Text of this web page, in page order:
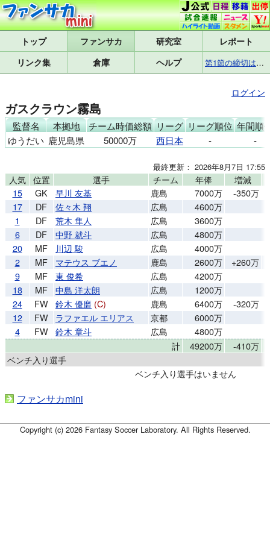
トップ 研究室
レポート
リンク集
倉庫 ヘルプ 第1節の締切は8月7日(金)17:25です
ログイン
ガスクラウン霧島
監督名 本拠地 チーム時価総額 リーグ リーグ順位 年間順
ゆうだい 鹿児島県 50000万 西日本 - -
最終更新： 2026年8月7日 17:55
人気 位置 選手 チーム 年俸 増減
15
GK 早川 友基 鹿島 7000万
-350万
17
DF 佐々木 翔 広島
4600万
1
DF 荒木 隼人 広島
3600万
6
DF 中野 就斗 広島
4800万
20
MF 川辺 駿 広島
4000万
2
MF マテウス ブエノ 鹿島 2600万
+260万
9
MF 東 俊希 広島
4200万
18
MF 中島 洋太朗 広島
1200万
24
FW 鈴木 優磨 (C) 鹿島 6400万
-320万
12
FW ラファエル エリアス 京都
6000万
4
FW 鈴木 章斗 広島
4800万
計
49200万 -410万
ベンチ入り選手
ベンチ入り選手はいません
ファンサカmini
Copyright (c) 2026 Fantasy Soccer Laboratory. All Rights Reserved.